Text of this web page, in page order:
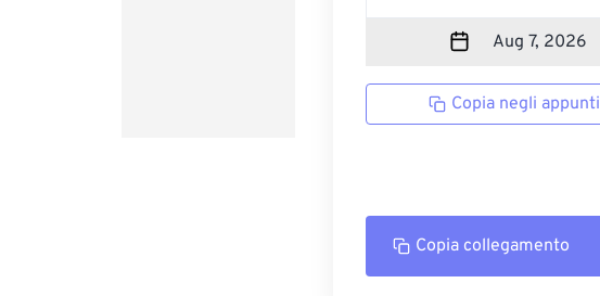
Copia negli appunti
Copia collegamento